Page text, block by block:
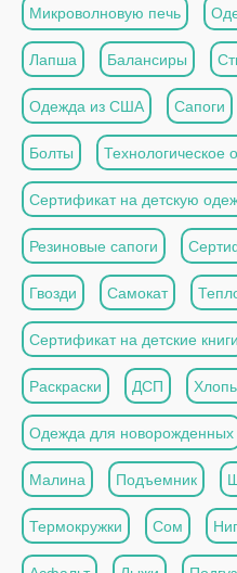
Микроволновую печь
Лапша Балансиры
Одежда из США Сапоги
Болты Технологическое
Сертификат на детскую
Резиновые сапоги
Гвозди Самокат
Сертификат на детские книги
Раскраски ДСП
Одежда для новорожденных
Малина Подъемник
Термокружки Сом